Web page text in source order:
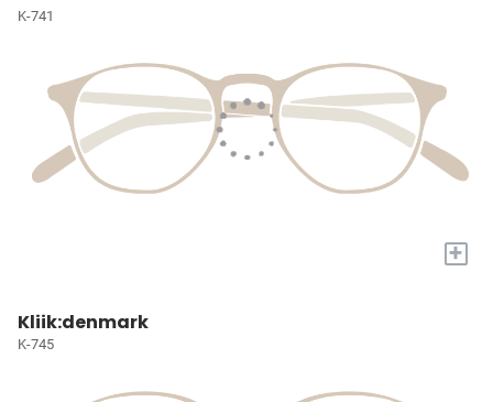
K-741
+
Kliik:denmark
K-745